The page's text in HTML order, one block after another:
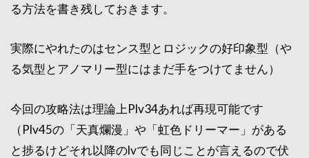
る方法を書き残しておきます。
実際にやれたのはセンス型とロジックの好印象型（や
る気型とアノマリー型にはまだ手をつけてません）
今回の攻略法は理論上Plv34あれば再現可能です
（Plv45の「天真爛漫」や「虹色ドリーマー」がある
と捗るけどそれ以降のlvでも同じことが言えるので伏